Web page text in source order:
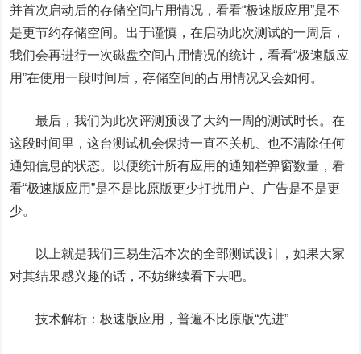
并首次启动后的存储空间占用情况，看看“极速版应用”是不
是更节约存储空间。出于谨慎，在启动此次测试的一周后，
我们会再进行一次磁盘空间占用情况的统计，看看“极速版应
用”在使用一段时间后，存储空间的占用情况又会如何。
最后，我们为此次评测预设了大约一周的测试时长。在
这段时间里，这台测试机会保持一直不关机、也不清除任何
通知信息的状态。以便统计所有应用的通知栏弹窗数量，看
看“极速版应用”是不是比原版更少打扰用户、广告是不是更
少。
以上就是我们三易生活本次的全部测试设计，如果大家
对其结果感兴趣的话，不妨继续看下去吧。
技术解析：极速版应用，普遍不比原版“先进”